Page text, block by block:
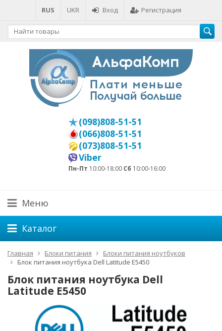
RUS UKR Вход Регистрация
(098)808-51-51
(066)808-51-51
(073)808-51-51
Viber
Пн-Пт 10:00-18:00 Сб 10:00-16:00
Меню
Каталог
Главная Блоки питания
Блоки питания ноутбуков
Блок питания ноутбука Dell Latitude E5450
Блок питания ноутбука Dell
Latitude E5450